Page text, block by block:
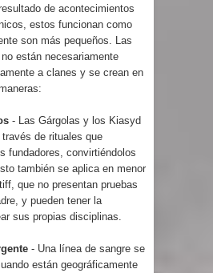
de acontecimientos
estos funcionan como
son más pequeños. Las
están necesariamente
a clanes y se crean en
- Las Gárgolas y los Kiasyd
de rituales que
fundadores, convirtiéndolos
también se aplica en menor
que no presentan pruebas
y pueden tener la
sus propias disciplinas.
- Una línea de sangre se
están geográficamente